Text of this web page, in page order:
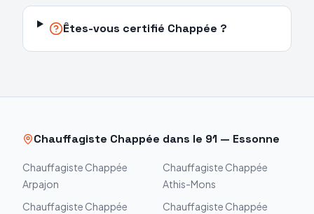
Êtes-vous certifié Chappée ?
Chauffagiste Chappée dans le 91 — Essonne
Chauffagiste Chappée
Arpajon
Chauffagiste Chappée
Athis-Mons
Chauffagiste Chappée
Chauffagiste Chappée